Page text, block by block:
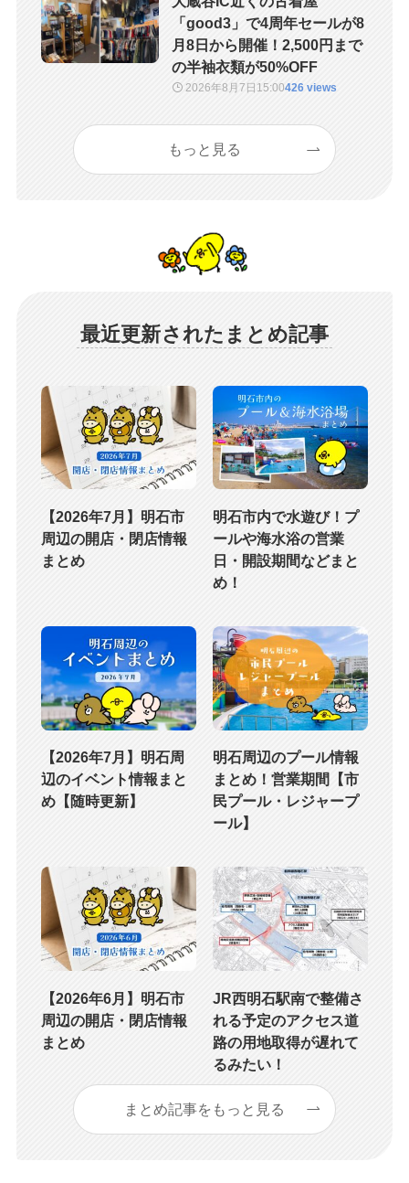
「good3」で4周年セールが8
月8日から開催！2,500円まで
の半袖衣類が50%OFF
2026年8月7日 15:00426 views
もっと見る
最近更新されたまとめ記事
【2026年7月】明石市
周辺の開店・閉店情報
まとめ
明石市内で水遊び！プ
ールや海水浴の営業
日・開設期間などまと
め！
【2026年7月】明石周
辺のイベント情報まと
め【随時更新】
明石周辺のプール情報
まとめ！営業期間【市
民プール・レジャープ
ール】
【2026年6月】明石市
周辺の開店・閉店情報
まとめ
JR西明石駅南で整備さ
れる予定のアクセス道
路の用地取得が遅れて
るみたい！
まとめ記事をもっと見る